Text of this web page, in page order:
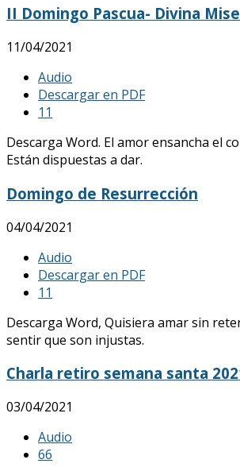
II Domingo Pascua- Divina
11/04/2021
Audio
Descargar en PDF
1 1
Descarga Word. El amor ensancha el
Están dispuestas a dar.
Domingo de Resurrección
04/04/2021
Audio
Descargar en PDF
1 1
Descarga Word, Quisiera amar sin
sentir que son injustas.
Charla retiro semana santa
03/04/2021
Audio
66